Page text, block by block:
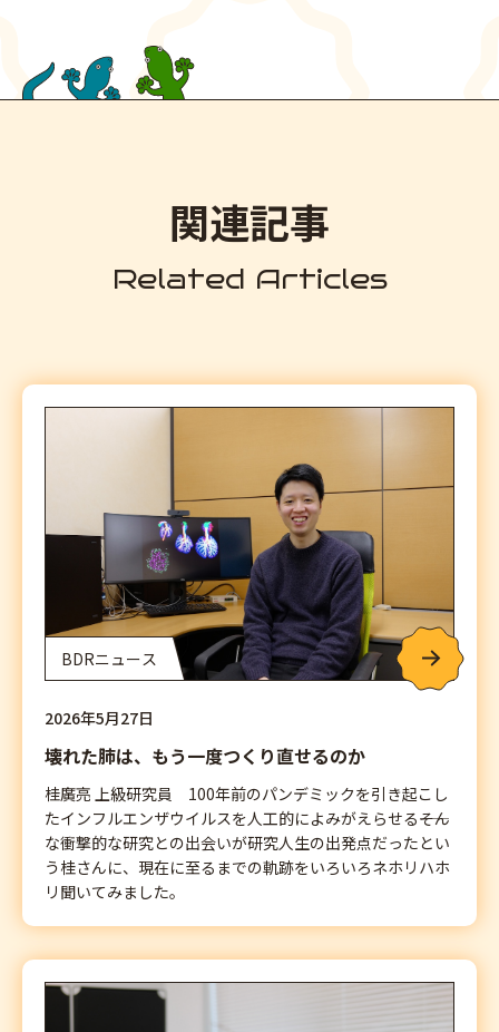
関連記事
Related Articles
BDRニュース
2026年5月27日
壊れた肺は、もう一度つくり直せるのか
桂廣亮 上級研究員 100年前のパンデミックを引き起こし
たインフルエンザウイルスを人工的によみがえらせる――そん
な衝撃的な研究との出会いが研究人生の出発点だったとい
う桂さんに、現在に至るまでの軌跡をいろいろネホリハホ
リ聞いてみました。